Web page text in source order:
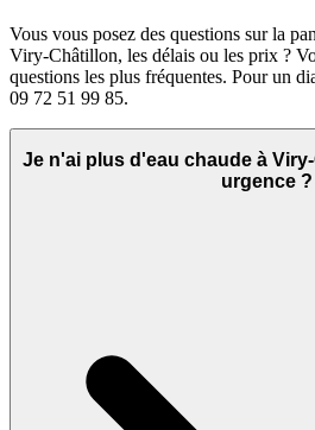
Vous vous posez des questions sur la
Viry-Châtillon, les délais ou les prix ?
questions les plus fréquentes. Pour un
09 72 51 99 85.
Je n'ai plus d'eau chaude à
urgence ?